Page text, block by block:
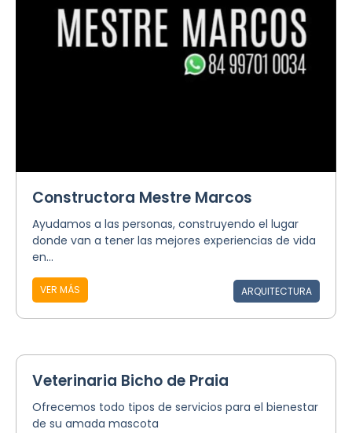
Constructora Mestre Marcos
Ayudamos a las personas, construyendo el lugar
donde van a tener las mejores experiencias de vida
en...
VER MÁS ARQUITECTURA
Veterinaria Bicho de Praia
Ofrecemos todo tipos de servicios para el bienestar
de su amada mascota